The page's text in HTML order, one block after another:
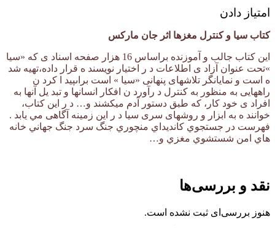
امتیاز دادن
کتاب سیا و کنترل مغزها اثر جان مارکس
اين كتاب جالب و آموزنده براساس 16 هزار صفحه اسناد ى كه «سيا
»تحت عنوان آزاد ى اطلاعات د ر اختيار نويسند ه قرار داده،تهيه شد
ه است و نمايانگر تلاشهاى پنهانى «سيا » است براىپيد ا كرد ن
راههايى به منظور به كنترل د رآورد ن افكار انسانها و تبد يل آنها به
افراد ى خود كار، كه طبق دستور آدم ميكشند و… د ر اين كتاب،
خوانند ه به ابزار و روشهاى سرى سيا د ر اين زمينه آگاهى مي يابد .
فهرست در جستجوي كانديداي منچوري جنگ سرد جنگ جهاني خانه
هاي امن شستشوي مغزي و…
نقد و بررسی‌ها
هنوز بررسی‌ای ثبت نشده است.